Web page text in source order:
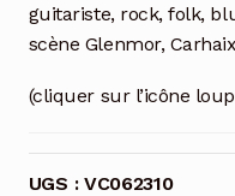
guitariste, rock, folk,
scène Glenmor,
(cliquer sur l’icône
UGS : VC062310